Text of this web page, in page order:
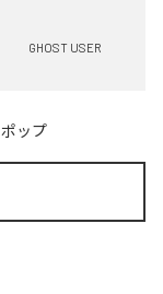
GHOST USER
ポップ